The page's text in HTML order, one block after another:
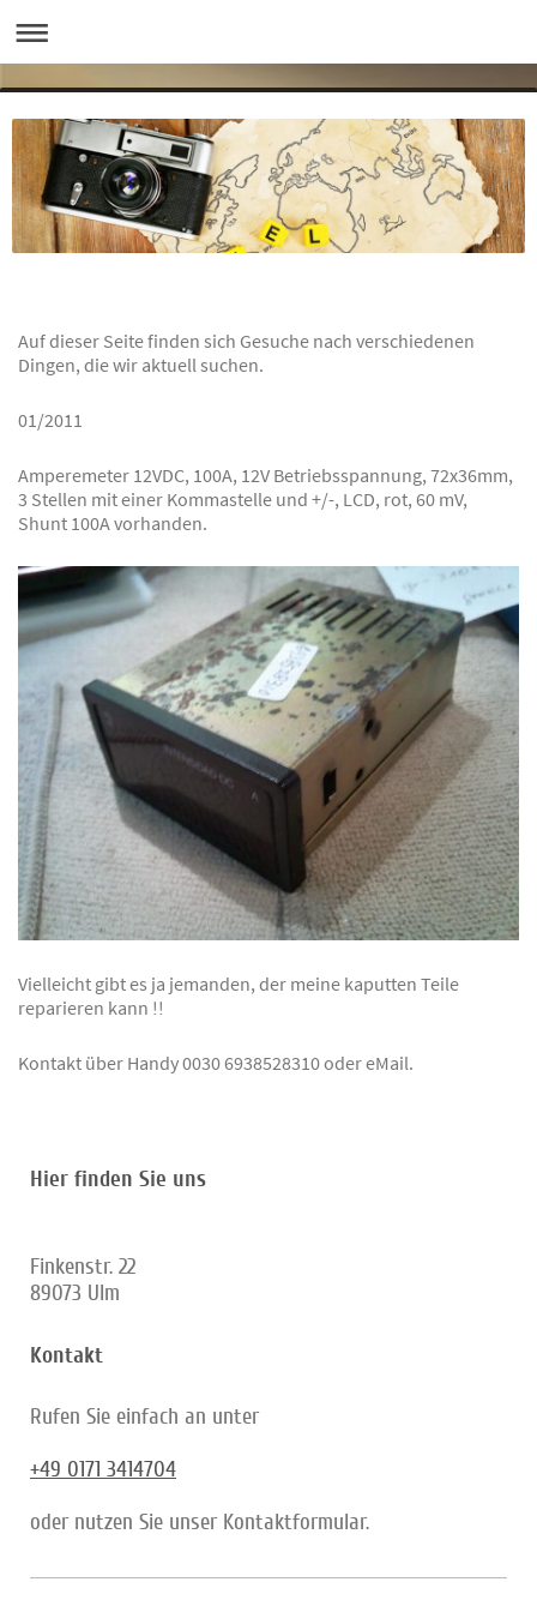
Auf dieser Seite finden sich Gesuche nach verschiedenen
Dingen, die wir aktuell suchen.
01/2011
Amperemeter 12VDC, 100A, 12V Betriebsspannung, 72x36mm,
3 Stellen mit einer Kommastelle und +/-, LCD, rot, 60 mV,
Shunt 100A vorhanden.
Vielleicht gibt es ja jemanden, der meine kaputten Teile
reparieren kann !!
Kontakt über Handy 0030 6938528310 oder eMail.
Hier finden Sie uns
Finkenstr. 22
89073 Ulm
Kontakt
Rufen Sie einfach an unter
+49 0171 3414704
oder nutzen Sie unser Kontaktformular.